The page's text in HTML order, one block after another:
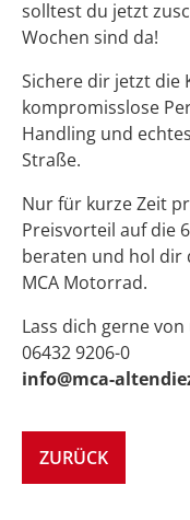
solltest du jetzt
Wochen sind da!
Sichere dir jetzt die
kompromisslose
Handling und echtes
Straße.
Nur für kurze Zeit
Preisvorteil auf die
beraten und hol dir
MCA Motorrad.
Lass dich gerne
06432 9206-0
info@mca-
ZURÜCK